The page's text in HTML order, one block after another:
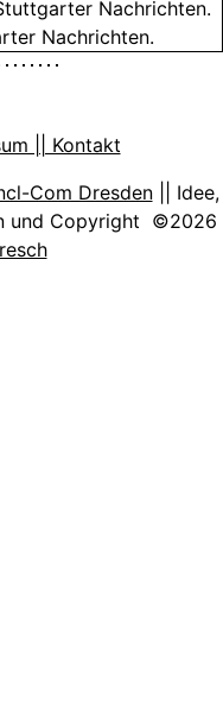
|| Kontakt
Com Dresden|| Idee,
und Copyright ©2026